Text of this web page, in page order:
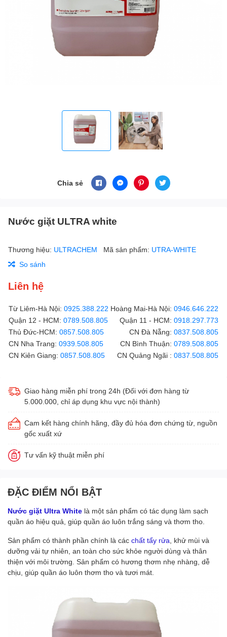
Chia sẻ
Nước giặt ULTRA white
Thương hiệu: ULTRACHEM Mã sản phẩm: UTRA-WHITE
So sánh
Liên hệ
Từ Liêm-Hà Nội: 0925.388.222 Hoàng Mai-Hà Nội: 0946.646.222
Quận 12 - HCM: 0789.508.805 Quận 11 - HCM: 0918.297.773
Thủ Đức-HCM: 0857.508.805 CN Đà Nẵng: 0837.508.805
CN Nha Trang: 0939.508.805 CN Bình Thuận: 0789.508.805
CN Kiên Giang: 0857.508.805 CN Quảng Ngãi : 0837.508.805
Giao hàng miễn phí trong 24h (Đối với đơn hàng từ
5.000.000, chỉ áp dụng khu vực nội thành)
Cam kết hàng chính hãng, đầy đủ hóa đơn chứng từ, nguồn
gốc xuất xứ
Tư vấn kỹ thuật miễn phí
ĐẶC ĐIỂM NỔI BẬT
Nước giặt Ultra White là một sản phẩm có tác dụng làm sạch
quần áo hiệu quả, giúp quần áo luôn trắng sáng và thơm tho.
Sản phẩm có thành phần chính là các chất tẩy rửa , khử mùi và
dưỡng vải tự nhiên, an toàn cho sức khỏe người dùng và thân
thiện với môi trường. Sản phẩm có hương thơm nhẹ nhàng, dễ
chịu, giúp quần áo luôn thơm tho và tươi mát.